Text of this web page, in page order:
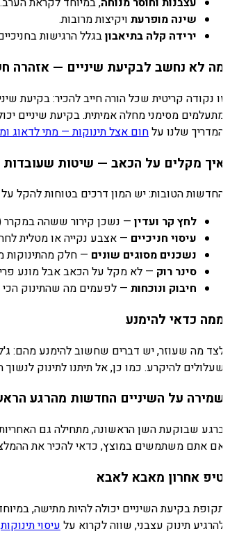
שינה מופרעתויקיצות מרובות.
ירידה קלה בתיאבוןבגלל הרגישות בחניכיים.
לא נחשב לבקיעת שיניים — אזהרה
נקודה קריטית שכל הורה חייב להכיר: בקיעת
שלנו עלחום אצל תינוקות — מתי לדאוג
מקלים על הכאב — שיטות שעובדות
הטובות: יש המון דרכים בטוחות להקל על
לחץ קר ועדין— נשכן קירור ששהה במקרר
עיסוי חניכיים— אצבע נקייה או מטלית לחה
נשכנים מסוגים שונים— חלק מהתינוקות
סינר רוק— לא מקל על הכאב אבל מונע
חיבוק ונוכחות— לפעמים מה שהתינוק הכי
כדאי להימנע
מה שעוזר, יש דברים שחשוב להימנע מהם: ג'לים
להיקרע. כמו כן, אל תיתנו לתינוק
על השיניים החדשות מהרגע
שבוקעת השן הראשונה, מתחילה גם
אתם משתמשים במוצץ, כדאי להכיר את
אחרון מאבא לאבא
בקיעת השיניים יכולה להיות מתישה,
תינוק עצבני, שווה לקרוא עלעיסוי תינוקות